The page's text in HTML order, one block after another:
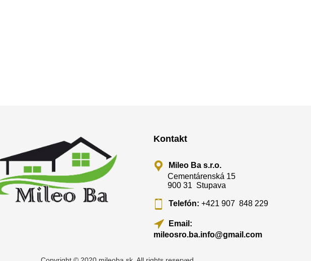
Kontakt
Mileo Ba s.r.o.
Cementárenská 15
900 31 Stupava
Telefón: +421 907 848 229
Email:
mileosro.ba.info@gmail.com